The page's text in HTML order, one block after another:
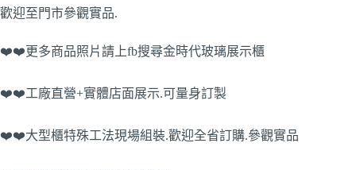
歡迎至門市參觀實品.
❤️❤️更多商品照片請上fb搜尋金時代玻璃展示櫃
❤️❤️工廠直營+實體店面展示.可量身訂製
❤️❤️大型櫃特殊工法現場組裝.歡迎全省訂購.參觀實品